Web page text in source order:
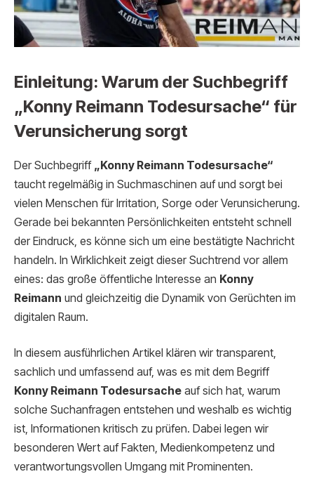
Einleitung: Warum der Suchbegriff
„Konny Reimann Todesursache“ für
Verunsicherung sorgt
Der Suchbegriff „Konny Reimann Todesursache“
taucht regelmäßig in Suchmaschinen auf und sorgt bei
vielen Menschen für Irritation, Sorge oder Verunsicherung.
Gerade bei bekannten Persönlichkeiten entsteht schnell
der Eindruck, es könne sich um eine bestätigte Nachricht
handeln. In Wirklichkeit zeigt dieser Suchtrend vor allem
eines: das große öffentliche Interesse an Konny
Reimann und gleichzeitig die Dynamik von Gerüchten im
digitalen Raum.
In diesem ausführlichen Artikel klären wir transparent,
sachlich und umfassend auf, was es mit dem Begriff
Konny Reimann Todesursache auf sich hat, warum
solche Suchanfragen entstehen und weshalb es wichtig
ist, Informationen kritisch zu prüfen. Dabei legen wir
besonderen Wert auf Fakten, Medienkompetenz und
verantwortungsvollen Umgang mit Prominenten.